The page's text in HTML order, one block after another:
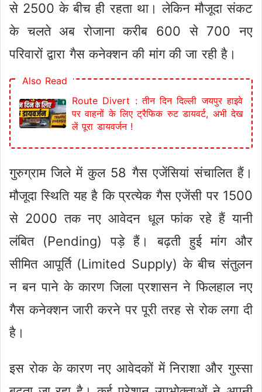
से 2500 के बीच ही रहता था। लेकिन मौजूदा संकट
के चलते अब रोजाना करीब 600 से 700 नए
परिवारों द्वारा गैस कनेक्शन की मांग की जा रही है।
Also Read
Route Divert : तीन दिन दिल्ली जयपुर हाइवे
पर वाहनों के लिए ट्रैफिक रुट डायवर्ट, अभी देख
लें पूरा डायवर्जन !
गुरुग्राम जिले में कुल 58 गैस एजेंसियां संचालित हैं।
मौजूदा स्थिति यह है कि प्रत्येक गैस एजेंसी पर 1500
से 2000 तक नए आवेदन धूल फांक रहे हैं यानी
लंबित (Pending) पड़े हैं। बढ़ती हुई मांग और
सीमित आपूर्ति (Limited Supply) के बीच संतुलन
न बन पाने के कारण जिला प्रशासन ने फिलहाल नए
गैस कनेक्शन जारी करने पर पूरी तरह से रोक लगा दी
है।
इस रोक के कारण नए आवेदकों में निराशा और गुस्सा